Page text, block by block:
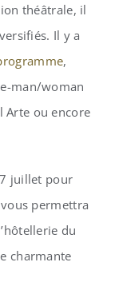
théâtrale, il
Il y a
,
man/woman
Arte ou encore
juillet pour
permettra
du
charmante